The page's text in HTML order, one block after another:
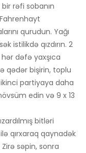
rəfi sobanın
qurudun. Yağı
istilikdə qızdırın. 2
dəfə yaxşıca
qədər bişirin, toplu
partiyaya daha
edin və 9 x 13
bitləri
qırxaraq qaynadək
səpin, sonra